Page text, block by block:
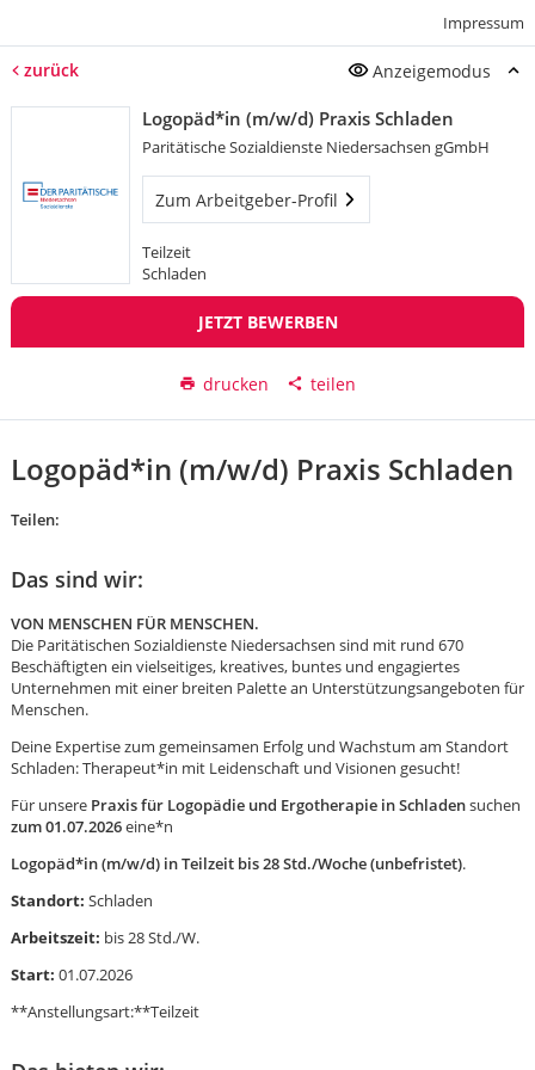
Impressum
zurück Anzeigemodus
Logopäd*in (m/w/d) Praxis Schladen
Paritätische Sozialdienste Niedersachsen gGmbH
Zum Arbeitgeber-Profil
Teilzeit
Schladen
JETZT BEWERBEN
drucken teilen
Logopäd*in (m/w/d) Praxis Schladen
Teilen:
Das sind wir:
VON MENSCHEN FÜR MENSCHEN.
Die Paritätischen Sozialdienste Niedersachsen sind mit rund 670
Beschäftigten ein vielseitiges, kreatives, buntes und engagiertes
Unternehmen mit einer breiten Palette an Unterstützungsangeboten für
Menschen.
Deine Expertise zum gemeinsamen Erfolg und Wachstum am Standort
Schladen: Therapeut*in mit Leidenschaft und Visionen gesucht!
Für unsere Praxis für Logopädie und Ergotherapie in Schladensuchen
zum 01.07.2026eine*n
Logopäd*in (m/w/d) in Teilzeit bis 28 Std./Woche (unbefristet).
Standort: Schladen
Arbeitszeit: bis 28 Std./W.
Start: 01.07.2026
**Anstellungsart:**Teilzeit